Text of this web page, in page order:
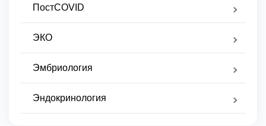
ПостCOVID
ЭКО
Эмбриология
Эндокринология